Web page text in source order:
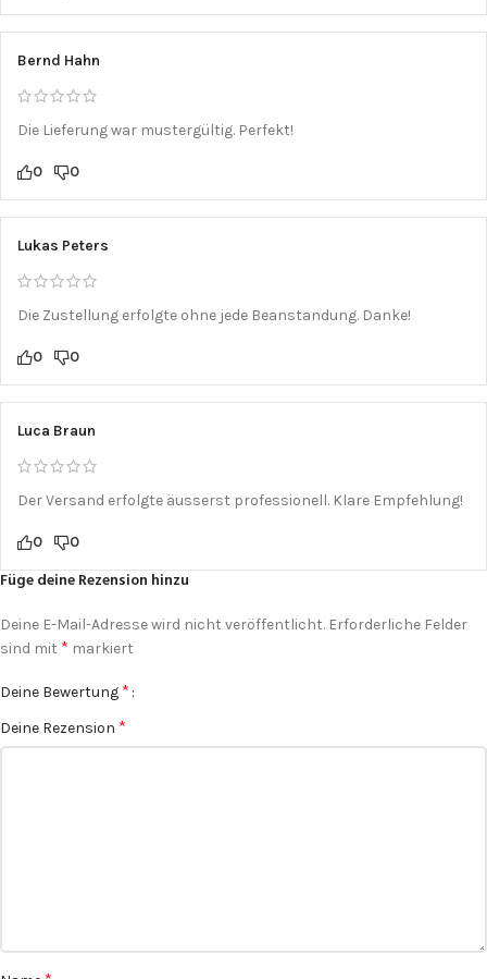
Bernd Hahn
Die Lieferung war mustergültig. Perfekt!
0 0
Lukas Peters
Die Zustellung erfolgte ohne jede Beanstandung. Danke!
0 0
Luca Braun
Der Versand erfolgte äusserst professionell. Klare Empfehlung!
0 0
Füge deine Rezension hinzu
Deine E-Mail-Adresse wird nicht veröffentlicht. Erforderliche Felder
sind mit * markiert
Deine Bewertung *
Deine Rezension *